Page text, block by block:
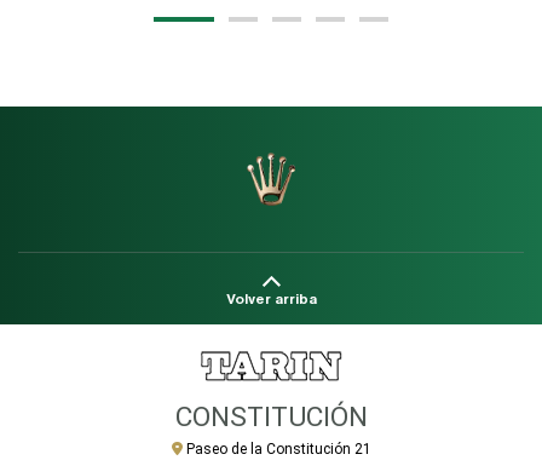
Volver arriba
CONSTITUCIÓN
Paseo de la Constitución 21